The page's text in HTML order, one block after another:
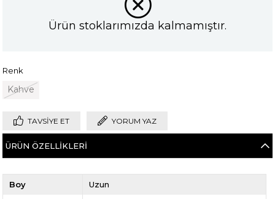
Ürün stoklarımızda kalmamıştır.
Renk
Kahve
TAVSIYE ET YORUM YAZ
ÜRÜN ÖZELLIKLERI
Boy Uzun